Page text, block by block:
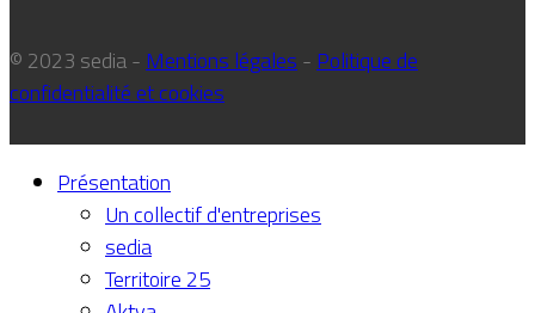
© 2023 sedia - Mentions légales - Politique de
confidentialité et cookies
Présentation
Un collectif d'entreprises
sedia
Territoire 25